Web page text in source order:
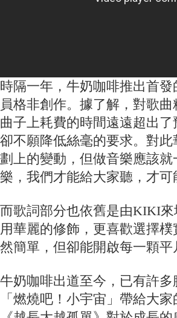
時隔一年，牛奶咖啡推出首
員格非創作。據了解，對歌
曲子上耗費的時間遠遠超出
卻不願降低絲毫的要求。對
劃上的變動，但做音樂應該
樂，我們才能給大家聽，才
而歌詞部分也依舊是由KIKI
用華麗的修飾，更喜歡選擇
然簡單，但卻能開啟每一顆平
牛奶咖啡出道至今，已有許
「燃燒吧！小宇宙」帶給大